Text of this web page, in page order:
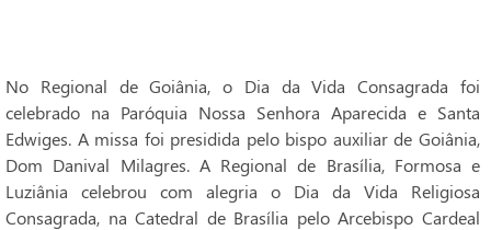
No Regional de Goiânia, o Dia da Vida Consagrada foi
celebrado na Paróquia Nossa Senhora Aparecida e Santa
Edwiges. A missa foi presidida pelo bispo auxiliar de Goiânia,
Dom Danival Milagres. A Regional de Brasília, Formosa e
Luziânia celebrou com alegria o Dia da Vida Religiosa
Consagrada, na Catedral de Brasília pelo Arcebispo Cardeal